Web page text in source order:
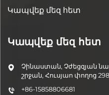
Կապվեք մեզ հետ
Կապվեք մեզ հետ
Չինաստան, Չժեցզյան
շրջան, Հուսյաո փողոց 298
+86-15858806681